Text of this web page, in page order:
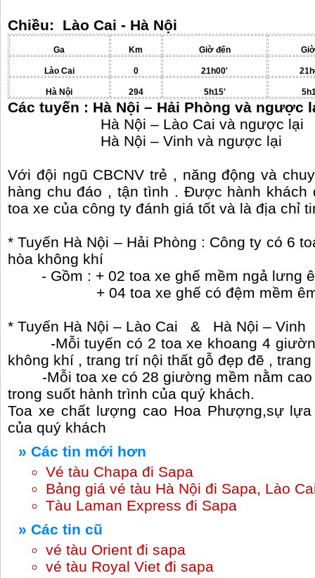
Chiều: Lào Cai - Hà Nội
Ga Km Giờ đến
Lào Cai 0 21h00'
Hà Nội 294 5h15'
Các tuyến : Hà Nội – Hải Phòng và ngược
Hà Nội – Lào Cai và ngược lại
Hà Nội – Vinh và ngược lại
Với đội ngũ CBCNV trẻ , năng động và
hàng chu đáo , tận tình . Được hành khách
toa xe của công ty đánh giá tốt và là địa chỉ
* Tuyến Hà Nội – Hải Phòng : Công ty có 6
hòa không khí
- Gồm : + 02 toa xe ghế mềm ngả lưng
+ 04 toa xe ghế có đệm mềm êm
* Tuyến Hà Nội – Lào Cai & Hà Nội – Vinh
-Mỗi tuyến có 2 toa xe khoang 4
không khí , trang trí nội thất gỗ đẹp đẽ , trang
-Mỗi toa xe có 28 giường mềm nằm cao
trong suốt hành trình của quý khách.
Toa xe chất lượng cao Hoa Phượng,sự
của quý khách
» Các tin mới hơn
Vé tàu Chapa đi Sapa
Bảng giá vé tàu Hà Nội đi Sapa, Lào
Tàu Laman Express đi Sapa
» Các tin cũ
vé tàu Orient đi sapa
vé tàu Royal Viet đi sapa